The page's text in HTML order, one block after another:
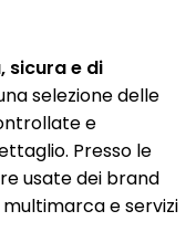
sicura e di
selezione delle
e
Presso le
usate dei brand
e servizi